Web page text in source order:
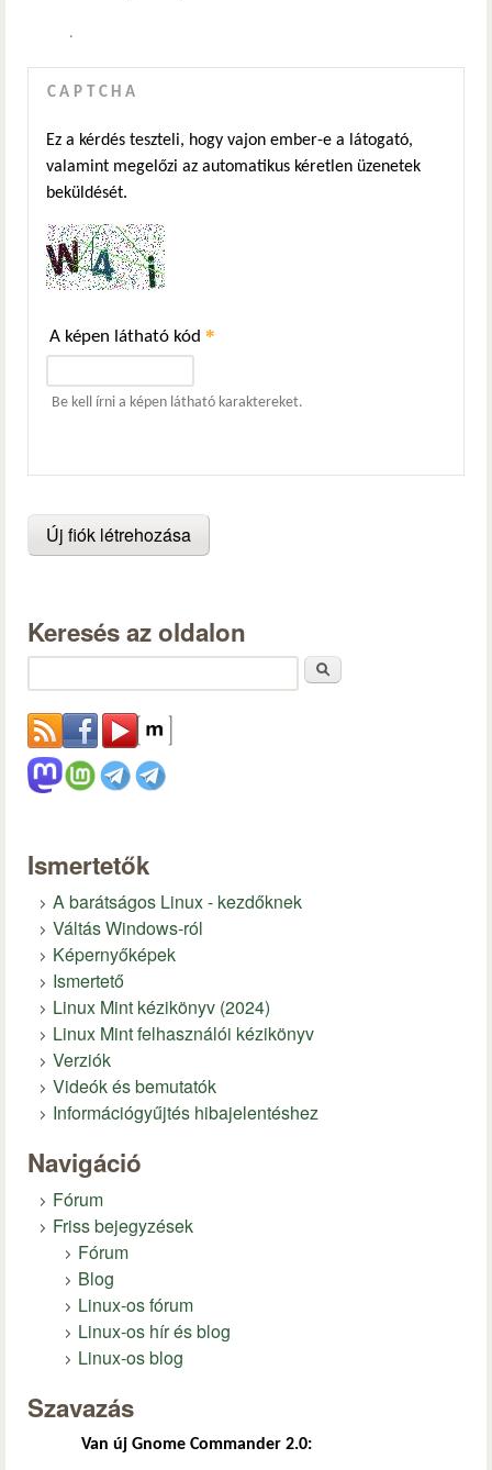
.
CAPTCHA
Ez a kérdés teszteli, hogy vajon ember-e a látogató,
valamint megelőzi az automatikus kéretlen üzenetek
beküldését.
A képen látható kód *
Be kell írni a képen látható karaktereket.
Keresés az oldalon
Ismertetők
A barátságos Linux - kezdőknek
Váltás Windows-ról
Képernyőképek
Ismertető
Linux Mint kézikönyv (2024)
Linux Mint felhasználói kézikönyv
Verziók
Videók és bemutatók
Információgyűjtés hibajelentéshez
Navigáció
Fórum
Friss bejegyzések
Fórum
Blog
Linux-os fórum
Linux-os hír és blog
Linux-os blog
Szavazás
Van új Gnome Commander 2.0: